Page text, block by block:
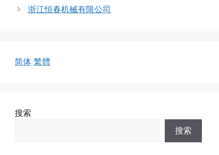
浙江恒春机械有限公司
简体 繁體
搜索
搜索